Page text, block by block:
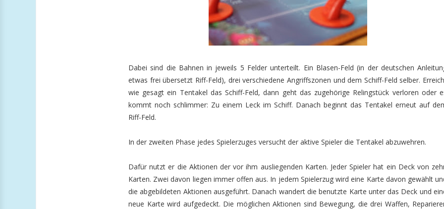
Dabei sind die Bahnen in jeweils 5 Felder unterteilt. Ein Blasen-Feld (in der deutschen
etwas frei übersetzt Riff-Feld), drei verschiedene Angriffszonen und dem Schiff-Feld selber.
wie gesagt ein Tentakel das Schiff-Feld, dann geht das zugehörige Relingstück verloren oder
kommt noch schlimmer: Zu einem Leck im Schiff. Danach beginnt das Tentakel erneut auf
Riff-Feld.
In der zweiten Phase jedes Spielerzuges versucht der aktive Spieler die Tentakel abzuwehren.
Dafür nutzt er die Aktionen der vor ihm ausliegenden Karten. Jeder Spieler hat ein Deck von
Karten. Zwei davon liegen immer offen aus. In jedem Spielerzug wird eine Karte davon gewählt
die abgebildeten Aktionen ausgeführt. Danach wandert die benutzte Karte unter das Deck und
neue Karte wird aufgedeckt. Die möglichen Aktionen sind Bewegung, die drei Waffen,